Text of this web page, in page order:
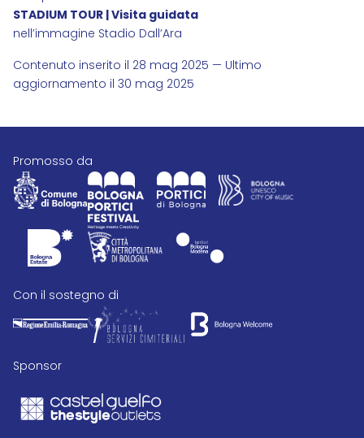
STADIUM TOUR | Visita guidata
nell’immagine Stadio Dall’Ara
Contenuto inserito il 28 mag 2025 — Ultimo
aggiornamento il 30 mag 2025
promosso da
con il sostegno di
Sponsor